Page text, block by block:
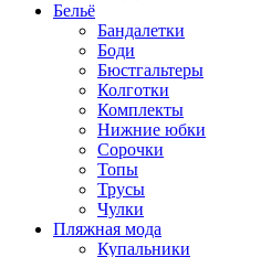
Бельё
Бандалетки
Боди
Бюстгальтеры
Колготки
Комплекты
Нижние юбки
Сорочки
Топы
Трусы
Чулки
Пляжная мода
Купальники